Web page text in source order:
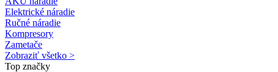
Elektrické náradie
Ručné náradie
Kompresory
Zametače
Zobraziť všetko >
Top značky